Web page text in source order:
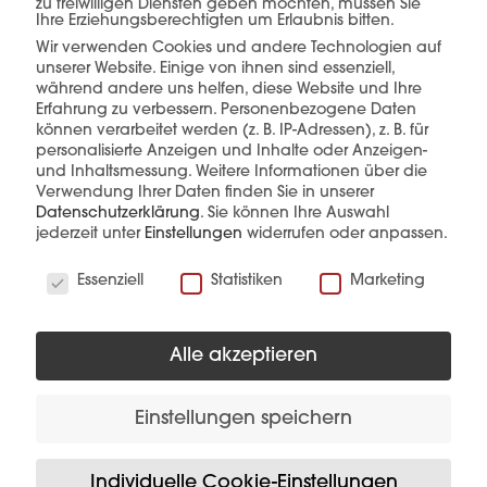
mehr erfahren
interessieren
zu freiwilligen Diensten geben möchten, müssen Sie
Ihre Erziehungsberechtigten um Erlaubnis bitten.
Wir verwenden Cookies und andere Technologien auf
unserer Website. Einige von ihnen sind essenziell,
während andere uns helfen, diese Website und Ihre
Erfahrung zu verbessern. Personenbezogene Daten
können verarbeitet werden (z. B. IP-Adressen), z. B. für
personalisierte Anzeigen und Inhalte oder Anzeigen-
und Inhaltsmessung. Weitere Informationen über die
Verwendung Ihrer Daten finden Sie in unserer
Datenschutzerklärung. Sie können Ihre Auswahl
jederzeit unter Einstellungen widerrufen oder anpassen.
Essenziell
Statistiken Marketing
Alle akzeptieren
Einstellungen speichern
Individuelle Cookie-Einstellungen